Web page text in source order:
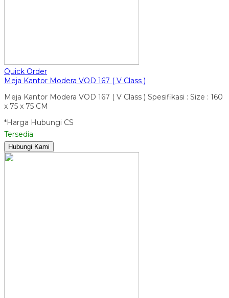
Quick Order
Meja Kantor Modera VOD 167 ( V Class )
Meja Kantor Modera VOD 167 ( V Class ) Spesifikasi : Size : 160
x 75 x 75 CM
*Harga Hubungi CS
Tersedia
Hubungi Kami